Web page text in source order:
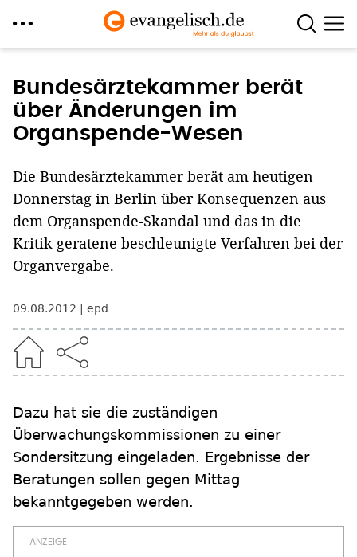
zum
Inhalt
Bundesärztekammer berät
über Änderungen im
Organspende-Wesen
Die Bundesärztekammer berät am heutigen
Donnerstag in Berlin über Konsequenzen aus
dem Organspende-Skandal und das in die
Kritik geratene beschleunigte Verfahren bei der
Organvergabe.
09.08.2012 epd
Dazu hat sie die zuständigen
Überwachungskommissionen zu einer
Sondersitzung eingeladen. Ergebnisse der
Beratungen sollen gegen Mittag
bekanntgegeben werden.